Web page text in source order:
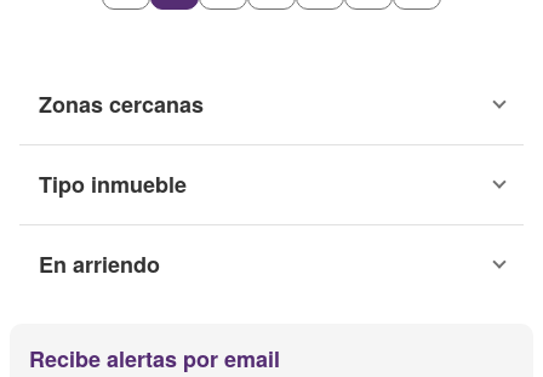
Zonas cercanas
Tipo inmueble
En arriendo
Recibe alertas por email